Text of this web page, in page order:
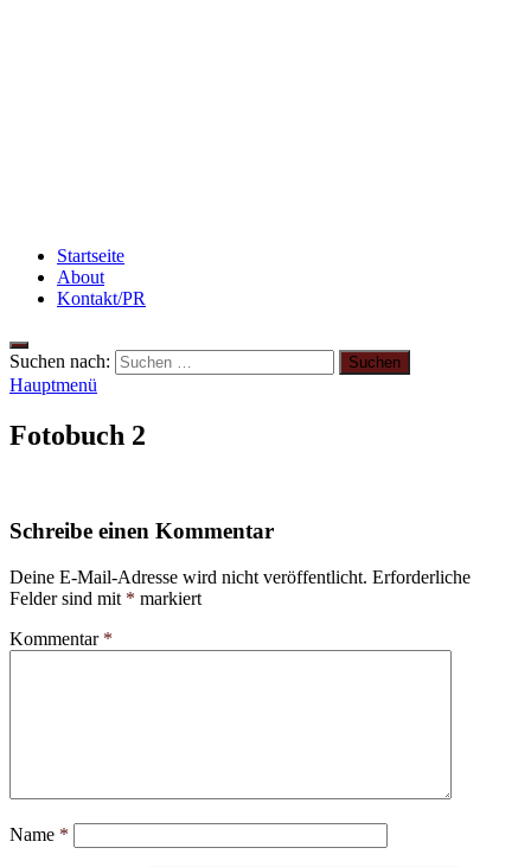
Startseite
About
Kontakt/PR
Suchen nach:
Hauptmenü
Fotobuch 2
Schreibe einen Kommentar
Deine E-Mail-Adresse wird nicht veröffentlicht. Erforderliche
Felder sind mit * markiert
Kommentar *
Name *